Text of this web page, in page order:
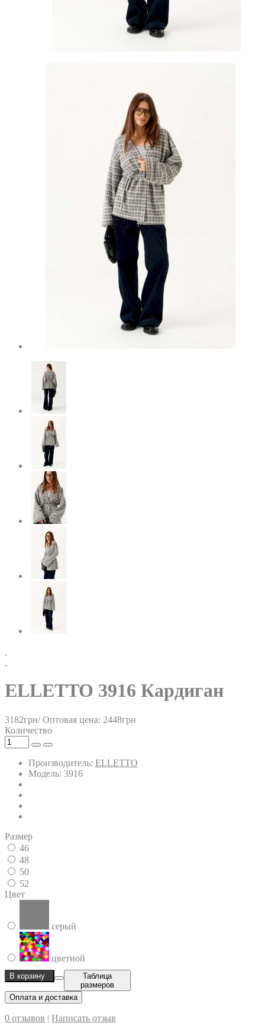
ELLETTO 3916 Кардиган
3182грн/ Оптовая цена: 2448грн
Количество
Производитель: ELLETTO
Модель: 3916
Размер
46
48
50
52
Цвет
серый
цветной
В корзину
Таблица
размеров
Оплата и доставка
0 отзывов | Написать отзыв